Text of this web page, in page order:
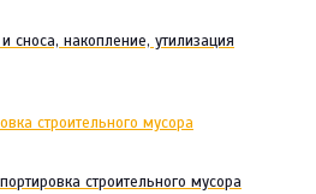
сноса, накопление, утилизация
строительного мусора